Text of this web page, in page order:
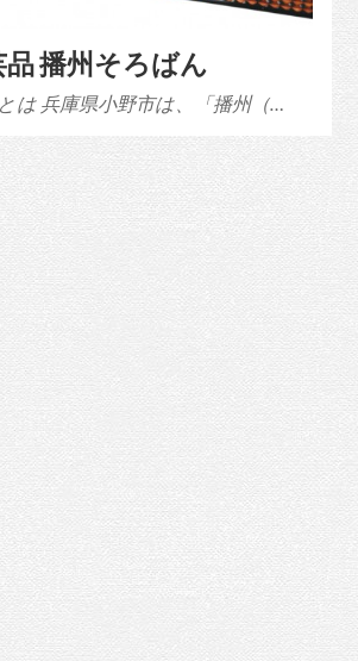
播州そろばん
は 兵庫県小野市は、「播州（…